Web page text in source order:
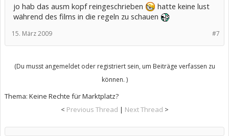
jo hab das ausm kopf reingeschrieben
hatte keine lust
während des films in die regeln zu schauen
#7
15. März 2009
(Du musst angemeldet oder registriert sein, um Beiträge verfassen zu
können. )
Thema: Keine Rechte für Marktplatz?
< Previous Thread | Next Thread >